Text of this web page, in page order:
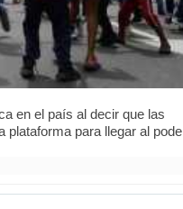
en el país al decir que las
plataforma para llegar al